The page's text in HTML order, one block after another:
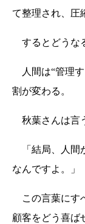
て整理され、圧
するとどうな
人間は“管理す
割が変わる。
秋葉さんは言
「結局、人間
なんですよ。」
この言葉にす
顧客をどう喜ば